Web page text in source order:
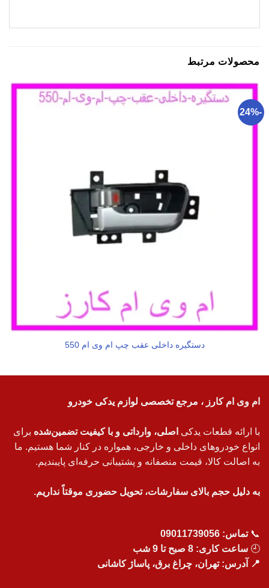
محصولات مرتبط
-24%
دستگیره داخلی عقب چپ ام وی ام 550
ام وی ام کارز ، مرجع تخصصی لوازم یدکی خودرو
با ارائه قطعات یدکی اصلی، وارداتی و با کیفیت تضمین‌شده برای
انواع خودروهای داخلی و خارجی، همواره در کنار شما هستیم. ما
به اصالت کالا، قیمت منصفانه و پشتیبانی حرفه‌ای پایبندیم.
به دلیل حجم بالای سفارشات، تحویل حضوری موقتاً نداریم.
📞تماس: 09011739056
🕘 ساعت کاری: 8 صبح تا 9 شب
📍 آدرس: تهران، چراغ برق، پاساژ کاشانی